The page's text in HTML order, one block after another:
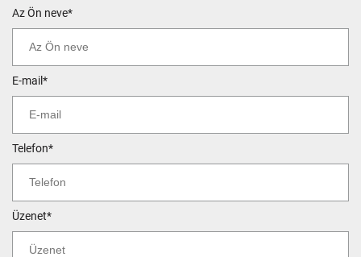
Az Ön neve*
E-mail*
Telefon*
Üzenet*